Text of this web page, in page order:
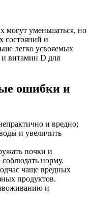
могут уменьшаться, но
состояний и
легко усвояемых
витамин D для
ошибки и
и вредно;
и увеличить
почки и
норму.
чаще вредных
продуктов.
и